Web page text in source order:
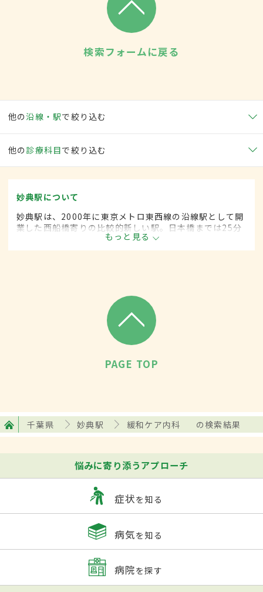
検索フォームに戻る
他の沿線・駅で絞り込む
他の 診療科目で絞り込む
妙典駅について
妙典駅は、2000年に東京メトロ東西線の沿線駅として開
業した西船橋寄りの比較的新しい駅。日本橋までは25分
ほどでアクセスが可能。周辺にはシネマコンプレックス
が入った大型ショッピングセンターもあり、買い物客で
もっと見る
PAGE TOP
千葉県 妙典駅 緩和ケア内科 の検索結果
悩みに寄り添うアプローチ
症状を知る
病気を知る
病院を探す